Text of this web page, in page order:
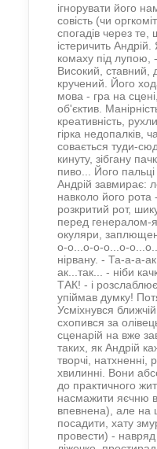
ігнорувати його
совість (чи
спогадів через
істеричить
комаху під лупою,
Високий, ставний,
кручений. Його
мова - гра на
об'єктив.
креативність,
гірка недопалків,
совається туди-
кинуту, зібгану
пиво... Його
Андрій завмирає:
навколо його рота
розкритий рот,
перед генералом-
окуляри,
о-о...о-о-о...о-
нірвану. - Та-а-а-
ак...так... - ніби
ТАК! - і
упіймав думку!
Усміхнувся
схопився за
сценарій на вже
таких, як Андрій
творчі, натхненні,
хвилинні. Вони
до практичного
насмажити яєчню
впевнена), але на
посадити, хату
провести) -